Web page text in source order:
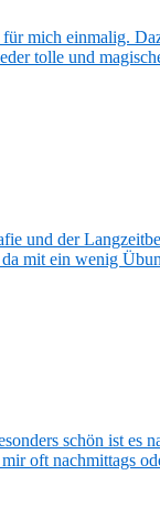
mich einmalig.
tolle und
und der
mit ein wenig
schön ist
oft nachmittags